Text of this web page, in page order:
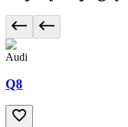
Audi
Q8